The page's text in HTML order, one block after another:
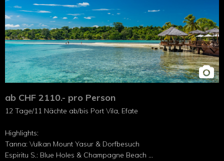
ab CHF 2110.- pro Person
12 Tage/11 Nächte ab/bis Port Vila, Efate
Highlights:
Tanna: Vulkan Mount Yasur & Dorfbesuch
Espiritu S.: Blue Holes & Champagne Beach